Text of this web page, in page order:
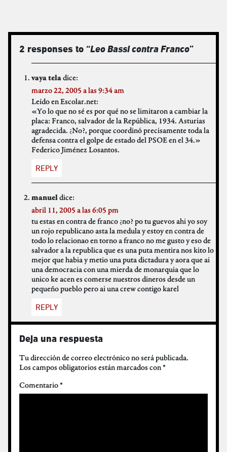
2 responses to “Leo Bassi contra Franco”
vaya teladice:
marzo 22, 2005 a las 9:34 am
Leído en Escolar.net:
«Yo lo que no sé es por qué no se limitaron a cambiar la
placa: Franco, salvador de la República, 1934. Asturias
agradecida. ¿No?, porque coordinó precisamente toda la
defensa contra el golpe de estado del PSOE en el 34.»
Federico Jiménez Losantos.
REPLY
manueldice:
abril 11, 2005 a las 6:05 pm
tu estas en contra de franco ¿no? po tu guevos ahi yo soy
un rojo republicano asta la medula y estoy en contra de
todo lo relacionao en torno a franco no me gusto y eso de
salvador a la republica que es una puta mentira nos kito lo
mejor que habia y metio una puta dictadura y aora que ai
una democracia con una mierda de monarquia que lo
unico ke acen es comerse nuestros dineros desde un
pequeño pueblo pero ai una crew contigo karel
REPLY
Deja una respuesta
Tu dirección de correo electrónico no será publicada.
Los campos obligatorios están marcados con*
Comentario*